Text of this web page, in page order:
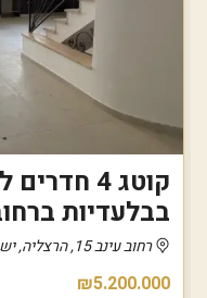
קוטג 4
בבלעדיות
רחוב עינב 15, הרצליה, ישראל
₪5.200.000